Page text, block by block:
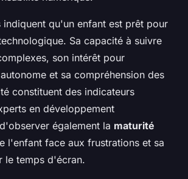
indiquent qu'un enfant est prêt pour
Sa capacité à suivre
son intérêt pour
et sa compréhension des
constituent des indicateurs
en développement
également la maturité
l'enfant face aux frustrations et sa
le temps d'écran.